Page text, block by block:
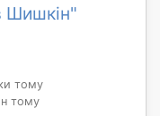
Шишкін"
тому
тому